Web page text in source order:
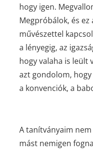
hogy igen.
Megpróbálok, és ez
művészettel
a lényegig, az
hogy valaha is leült
azt gondolom,
a konvenciók, a
A tanítványaim
mást nemigen